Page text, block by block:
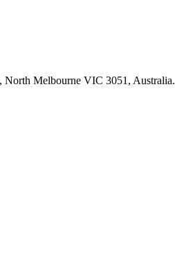
North Melbourne VIC 3051, Australia.